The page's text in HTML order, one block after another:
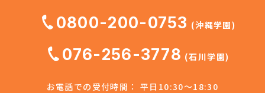
0800-200-0753 (沖縄学園)
076-256-3778 (石川学園)
お電話での受付時間： 平日10:30～18:30